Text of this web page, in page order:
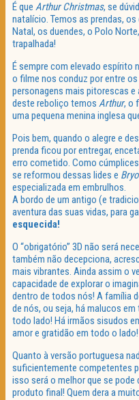
É que Arthur Christmas, se
natalício. Temos as prendas,
Natal, os duendes, o Polo
trapalhada!
É sempre com elevado espírito
o filme nos conduz por entre
personagens mais pitorescas
deste reboliço temos Arthur, o
uma pequena menina inglesa
Pois bem, quando o alegre e
prenda ficou por entregar,
erro cometido. Como
se reformou dessas lides e
especializada em embrulhos.
A bordo de um antigo (e
aventura das suas vidas, para
esquecida!
O “obrigatório” 3D não será
também não decepciona,
mais vibrantes. Ainda assim o
capacidade de explorar o
dentro de todos nós! A família
de nós, ou seja, há malucos
todo lado! Há irmãos sisudos
amor e gratidão em todo o lado!
Quanto à versão portuguesa
suficientemente competentes
isso será o melhor que se pode
produto final! Quem dera a